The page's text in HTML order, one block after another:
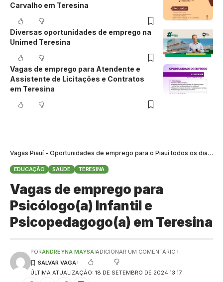
Carvalho em Teresina
Diversas oportunidades de emprego na
Unimed Teresina
Vagas de emprego para Atendente e
Assistente de Licitações e Contratos
em Teresina
Vagas Piauí - Oportunidades de emprego para o Piauí todos os dias>
EDUCAÇÃO SAÚDE TERESINA
Vagas de emprego para
Psicólogo(a) Infantil e
Psicopedagogo(a) em Teresina
ÚLTIMA ATUALIZAÇÃO: 18 DE SETEMBRO DE 2024 13:17
PORANDREYNA MAYSA ADICIONAR UM COMENTÁRIO